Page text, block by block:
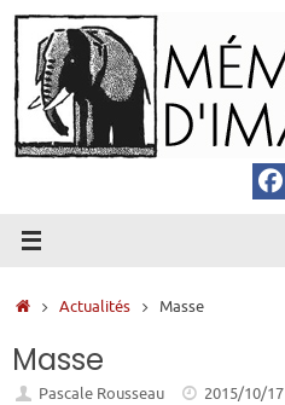
Passer
au
contenu
Accueil
Actualités Masse
Masse
Pascale Rousseau 2015/10/17